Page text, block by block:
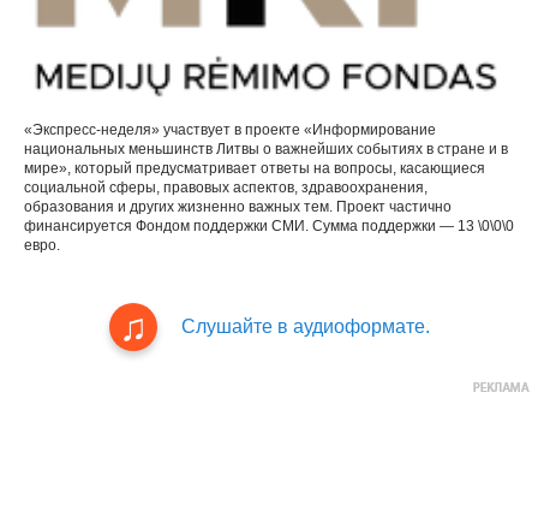
«Экспресс-неделя» участвует в проекте «Информирование
национальных меньшинств Литвы о важнейших событиях в стране и в
мире», который предусматривает ответы на вопросы, касающиеся
социальной сферы, правовых аспектов, здравоохранения,
образования и других жизненно важных тем. Проект частично
финансируется Фондом поддержки СМИ. Сумма поддержки — 13 \0\0\0
евро.
Слушайте в аудиоформате.